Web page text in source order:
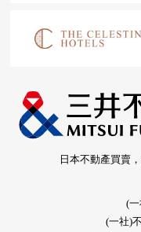
日本不動產買賣
(
(一社)